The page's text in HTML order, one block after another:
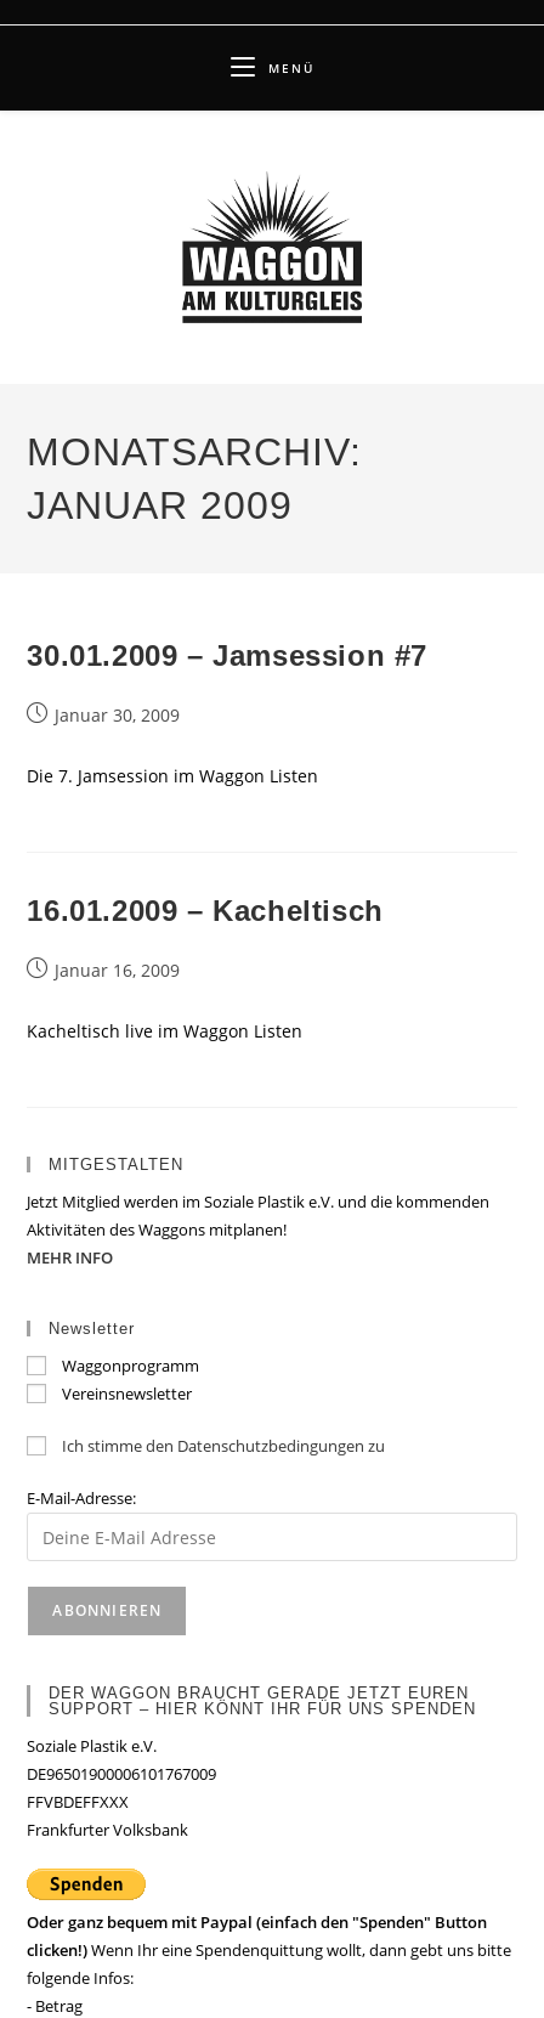
MENÜ
MONATSARCHIV:
JANUAR 2009
30.01.2009 – Jamsession #7
BeitragJanuar 30, 2009
Die 7. Jamsession im Waggon Listen
16.01.2009 – Kacheltisch
BeitragJanuar 16, 2009
Kacheltisch live im Waggon Listen
MITGESTALTEN
Jetzt Mitglied werden im Soziale Plastik e.V. und die kommenden
Aktivitäten des Waggons mitplanen!
MEHR INFO
Newsletter
Waggonprogramm
Vereinsnewsletter
Ich stimme den Datenschutzbedingungen zu
E-Mail-Adresse:
DER WAGGON BRAUCHT GERADE JETZT EUREN
SUPPORT – HIER KÖNNT IHR FÜR UNS SPENDEN
Soziale Plastik e.V.
DE96501900006101767009
FFVBDEFFXXX
Frankfurter Volksbank
Oder ganz bequem mit Paypal (einfach den "Spenden" Button
clicken!)Wenn Ihr eine Spendenquittung wollt, dann gebt uns bitte
folgende Infos:
- Betrag